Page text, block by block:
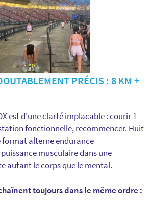
PRÉCIS : 8 KM +
est d’une clarté implacable : courir 1
fonctionnelle, recommencer. Huit
format alterne endurance
musculaire dans une
autant le corps que le mental.
toujours dans le même ordre :